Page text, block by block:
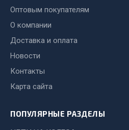
Запчасти на полуприцепы
Амортизаторы для полуприцепов
Оптовым покупателям
О компании
Доставка и оплата
Новости
Контакты
Карта сайта
ПОПУЛЯРНЫЕ РАЗДЕЛЫ